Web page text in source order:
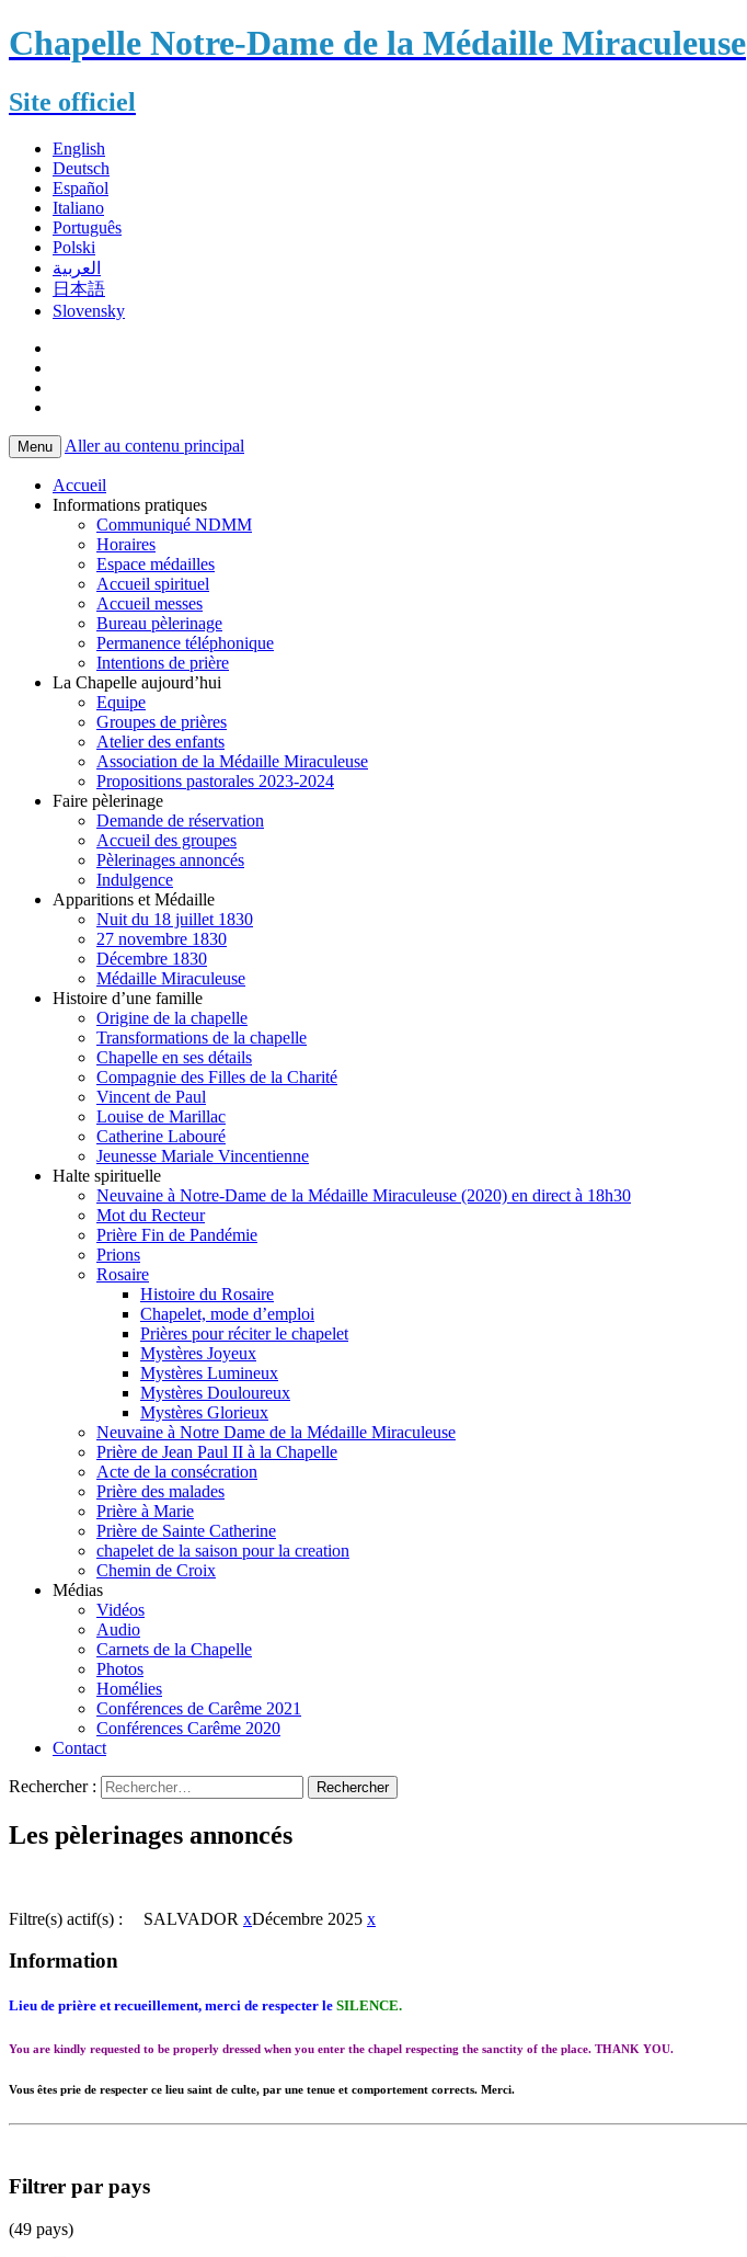
Chapelle Notre-Dame de la Médaille Miraculeuse
Site officiel
English
Deutsch
Español
Italiano
Português
Polski
العربية
日本語
Slovensky
Menu Aller au contenu principal
Accueil
Informations pratiques
Communiqué NDMM
Horaires
Espace médailles
Accueil spirituel
Accueil messes
Bureau pèlerinage
Permanence téléphonique
Intentions de prière
La Chapelle aujourd’hui
Equipe
Groupes de prières
Atelier des enfants
Association de la Médaille Miraculeuse
Propositions pastorales 2023-2024
Faire pèlerinage
Demande de réservation
Accueil des groupes
Pèlerinages annoncés
Indulgence
Apparitions et Médaille
Nuit du 18 juillet 1830
27 novembre 1830
Décembre 1830
Médaille Miraculeuse
Histoire d’une famille
Origine de la chapelle
Transformations de la chapelle
Chapelle en ses détails
Compagnie des Filles de la Charité
Vincent de Paul
Louise de Marillac
Catherine Labouré
Jeunesse Mariale Vincentienne
Halte spirituelle
Neuvaine à Notre-Dame de la Médaille Miraculeuse (2020) en direct à 18h30
Mot du Recteur
Prière Fin de Pandémie
Prions
Rosaire
Histoire du Rosaire
Chapelet, mode d’emploi
Prières pour réciter le chapelet
Mystères Joyeux
Mystères Lumineux
Mystères Douloureux
Mystères Glorieux
Neuvaine à Notre Dame de la Médaille Miraculeuse
Prière de Jean Paul II à la Chapelle
Acte de la consécration
Prière des malades
Prière à Marie
Prière de Sainte Catherine
chapelet de la saison pour la creation
Chemin de Croix
Médias
Vidéos
Audio
Carnets de la Chapelle
Photos
Homélies
Conférences de Carême 2021
Conférences Carême 2020
Contact
Rechercher :
Les pèlerinages annoncés
Filtre(s) actif(s) : SALVADOR xDécembre 2025 x
Information
Lieu de prière et recueillement, merci de respecter le SILENCE.
You are kindly requested to be properly dressed when you enter the chapel respecting the sanctity of the place. THANK YOU.
Vous êtes prie de respecter ce lieu saint de culte, par une tenue et comportement corrects. Merci.
Filtrer par pays
(49 pays)